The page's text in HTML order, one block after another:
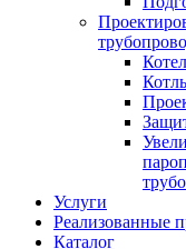
Услуги
Реализованные
Каталог